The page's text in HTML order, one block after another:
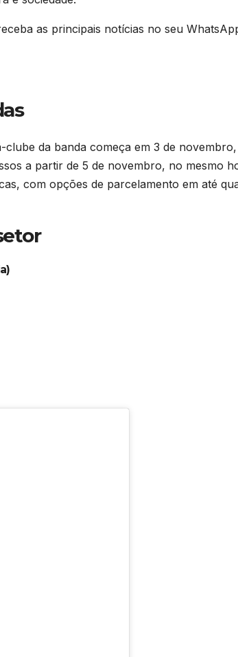
as principais notícias no seu
da banda começa em 3 de
a partir de 5 de novembro, no mesmo
com opções de parcelamento em até